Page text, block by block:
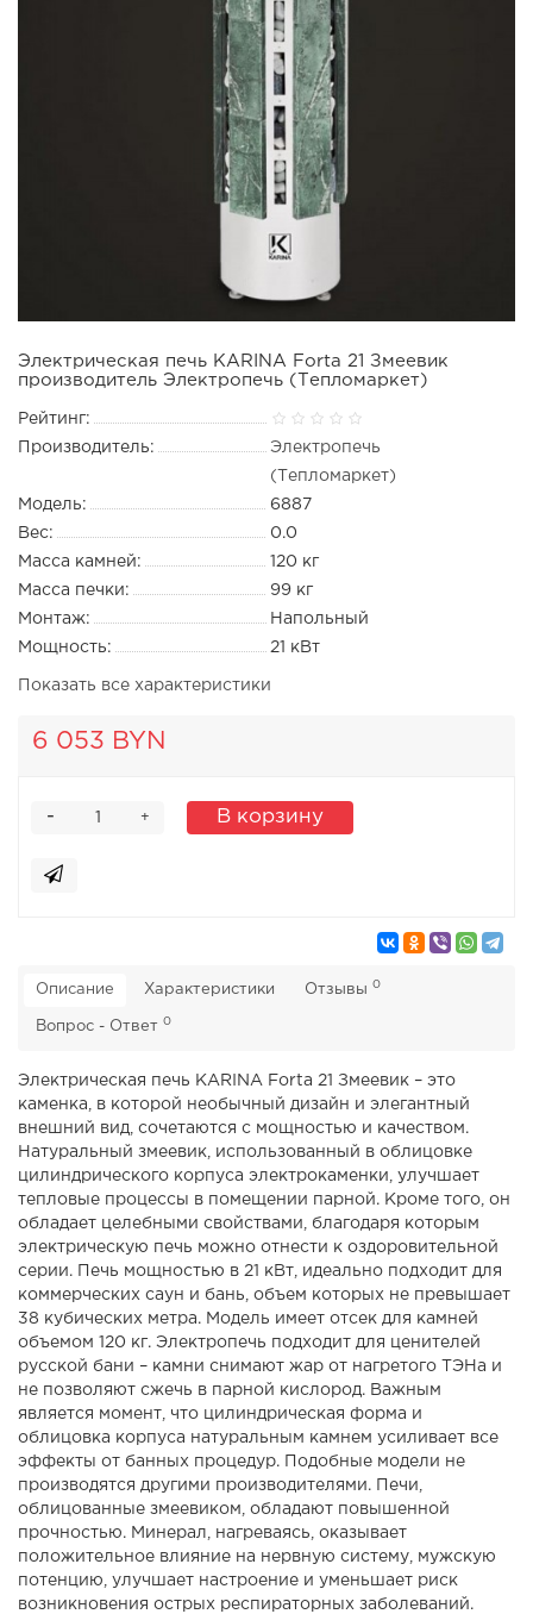
Электрическая печь KARINA Forta 21 Змеевик
производитель Электропечь (Тепломаркет)
Рейтинг:
Производитель:
Электропечь
(Тепломаркет)
Модель:
6887
Вес:
0.0
Масса камней:
120 кг
Масса печки:
99 кг
Монтаж:
Напольный
Мощность:
21 кВт
Показать все характеристики
6 053 BYN
+
- В корзину
Описание Характеристики Отзывы 0
Вопрос - Ответ 0
Электрическая печь KARINA Forta 21 Змеевик – это
каменка, в которой необычный дизайн и элегантный
внешний вид, сочетаются с мощностью и качеством.
Натуральный змеевик, использованный в облицовке
цилиндрического корпуса электрокаменки, улучшает
тепловые процессы в помещении парной. Кроме того, он
обладает целебными свойствами, благодаря которым
электрическую печь можно отнести к оздоровительной
серии. Печь мощностью в 21 кВт, идеально подходит для
коммерческих саун и бань, объем которых не превышает
38 кубических метра. Модель имеет отсек для камней
объемом 120 кг. Электропечь подходит для ценителей
русской бани – камни снимают жар от нагретого ТЭНа и
не позволяют сжечь в парной кислород. Важным
является момент, что цилиндрическая форма и
облицовка корпуса натуральным камнем усиливает все
эффекты от банных процедур. Подобные модели не
производятся другими производителями. Печи,
облицованные змеевиком, обладают повышенной
прочностью. Минерал, нагреваясь, оказывает
положительное влияние на нервную систему, мужскую
потенцию, улучшает настроение и уменьшает риск
возникновения острых респираторных заболеваний.